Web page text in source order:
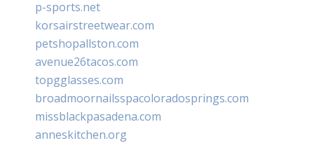
p-sports.net
korsairstreetwear.com
petshopallston.com
avenue26tacos.com
topgglasses.com
broadmoornailsspacoloradosprings.com
missblackpasadena.com
anneskitchen.org